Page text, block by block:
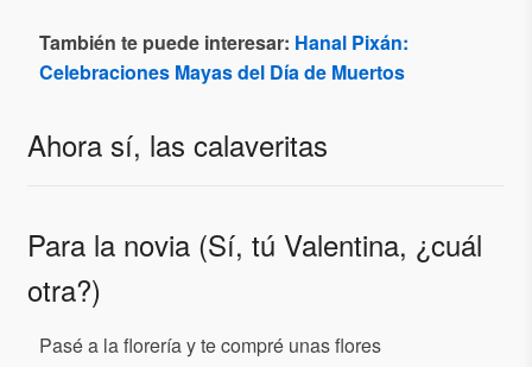
También te puede interesar: Hanal Pixán:
Celebraciones Mayas del Día de Muertos
Ahora sí, las calaveritas
Para la novia (Sí, tú Valentina, ¿cuál
otra?)
Pasé a la florería y te compré unas flores